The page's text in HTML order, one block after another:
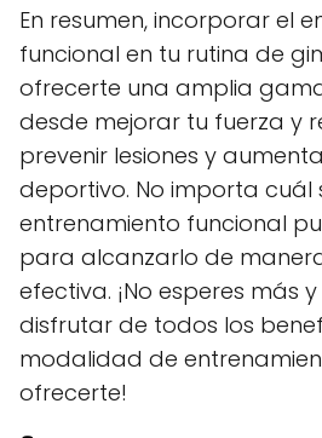
En resumen, incorporar el
funcional en tu rutina de
ofrecerte una amplia
desde mejorar tu fuerza y
prevenir lesiones y
deportivo. No importa cuál
entrenamiento funcional
para alcanzarlo de
efectiva. ¡No esperes más
disfrutar de todos los
modalidad de
ofrecerte!